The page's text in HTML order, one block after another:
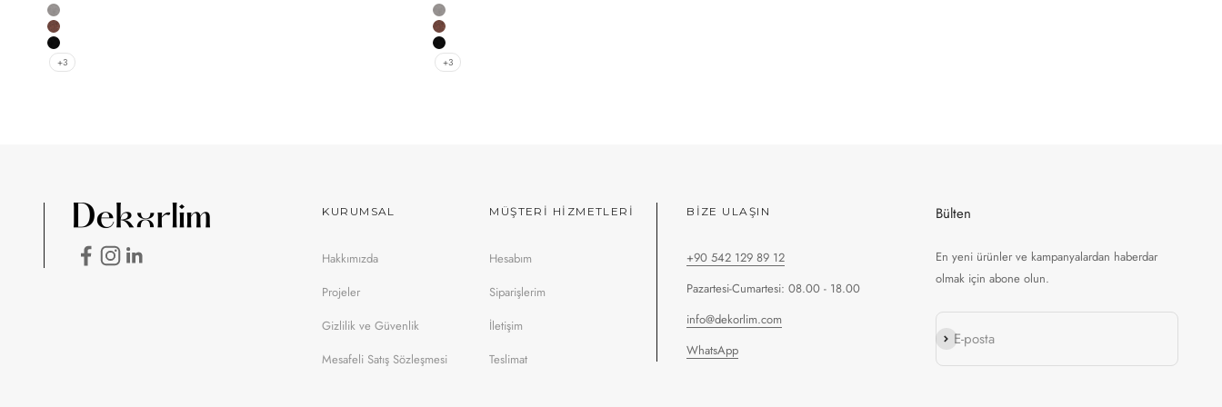
Beyaz
Gri
Kırmızı
Siyah
+3
Beyaz
Gri
Kırmızı
Siyah
+3
Bülten
En yeni ürünler ve kampanyalardan haberdar
olmak için abone olun.
E-posta
Abone ol
KURUMSAL
Hakkımızda
Projeler
Gizlilik ve Güvenlik
Mesafeli Satış Sözleşmesi
MÜŞTERİ HİZMETLERİ
Hesabım
Siparişlerim
İletişim
Teslimat
BIZE ULAŞIN
+90 542 129 89 12
Pazartesi-Cumartesi: 08.00 - 18.00
info@dekorlim.com
WhatsApp